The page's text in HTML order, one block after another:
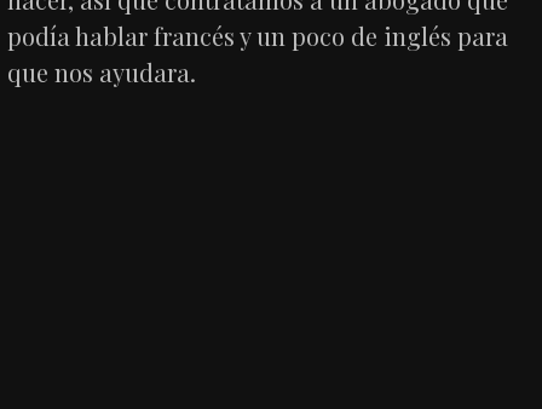
podía hablar francés y un poco de inglés para
que nos ayudara.